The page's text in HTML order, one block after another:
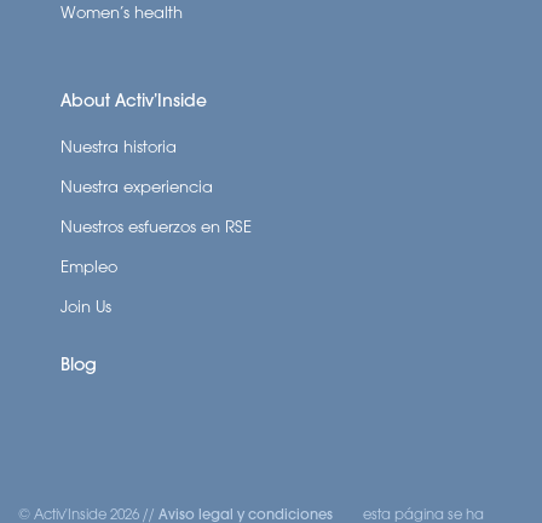
Women’s health
About Activ’Inside
Nuestra historia
Nuestra experiencia
Nuestros esfuerzos en RSE
Empleo
Join Us
Blog
© Activ'Inside 2026 // Aviso legal y condiciones esta página se ha